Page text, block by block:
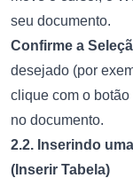
seu documento.
Confirme a
desejado (por
clique com o
no documento.
2.2. Inserindo
(Inserir Tabela)